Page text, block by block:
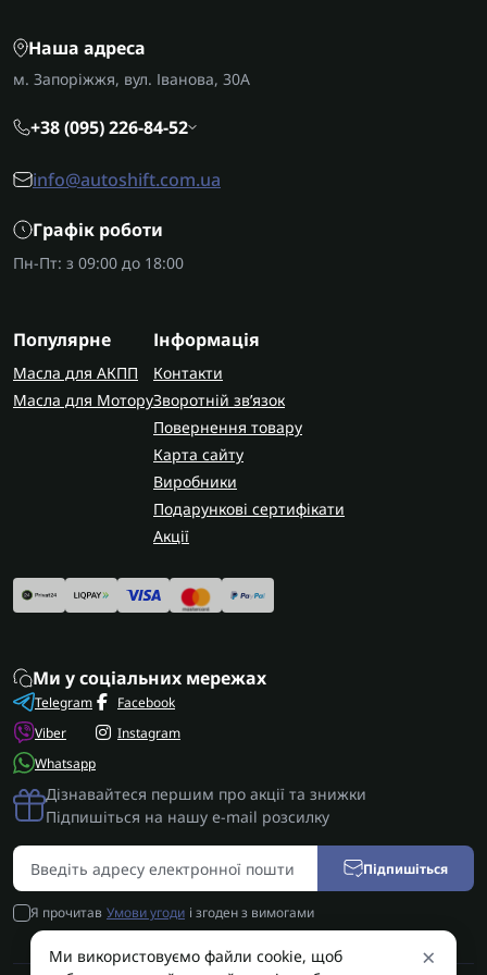
Наша адреса
м. Запоріжжя, вул. Іванова, 30А
+38 (095) 226-84-52
info@autoshift.com.ua
Графік роботи
Пн-Пт: з 09:00 до 18:00
Популярне
Масла для АКПП
Масла для Мотору
Інформація
Контакти
Зворотній зв’язок
Повернення товару
Карта сайту
Виробники
Подарункові сертифікати
Акції
Ми у соціальних мережах
Telegram
Viber
Whatsapp
Facebook
Instagram
Дізнавайтеся першим про акції та знижки
Підпишіться на нашу e-mail розсилку
Підпишіться
Я прочитав Умови угоди і згоден з вимогами
×
Ми використовуємо файли cookie, щоб